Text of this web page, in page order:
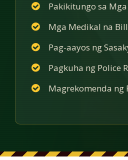
Pakikitungo sa
Mga Medikal na Bill
Pag-aayos ng
Pagkuha ng Police
Magrekomenda ng